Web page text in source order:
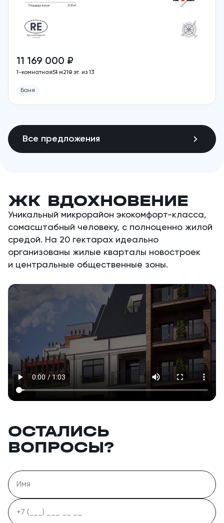
11 169 000 ₽
1-комнатная51 м210 эт. из 13
Баня
Все предложения
ЖК ВДОХНОВЕНИЕ
Уникальный микрорайон экокомфорт-класса,
сомасштабный человеку, с полноценно жилой
средой. На 20 гектарах идеально
организованы жилые кварталы новостроек
и центральные общественные зоны.
ОСТАЛИСЬ
ВОПРОСЫ?